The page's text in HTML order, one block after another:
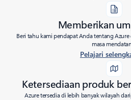
Memberikan
Beri tahu kami pendapat Anda tentang
masa
Pelajari
Ketersediaan produk
Azure tersedia di lebih banyak wilayah